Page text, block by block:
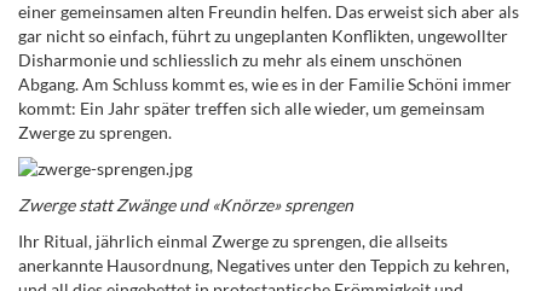
einer gemeinsamen alten Freundin helfen. Das erweist sich aber als
gar nicht so einfach, führt zu ungeplanten Konflikten, ungewollter
Disharmonie und schliesslich zu mehr als einem unschönen
Abgang. Am Schluss kommt es, wie es in der Familie Schöni immer
kommt: Ein Jahr später treffen sich alle wieder, um gemeinsam
Zwerge zu sprengen.
Zwerge statt Zwänge und «Knörze» sprengen
Ihr Ritual, jährlich einmal Zwerge zu sprengen, die allseits
anerkannte Hausordnung, Negatives unter den Teppich zu kehren,